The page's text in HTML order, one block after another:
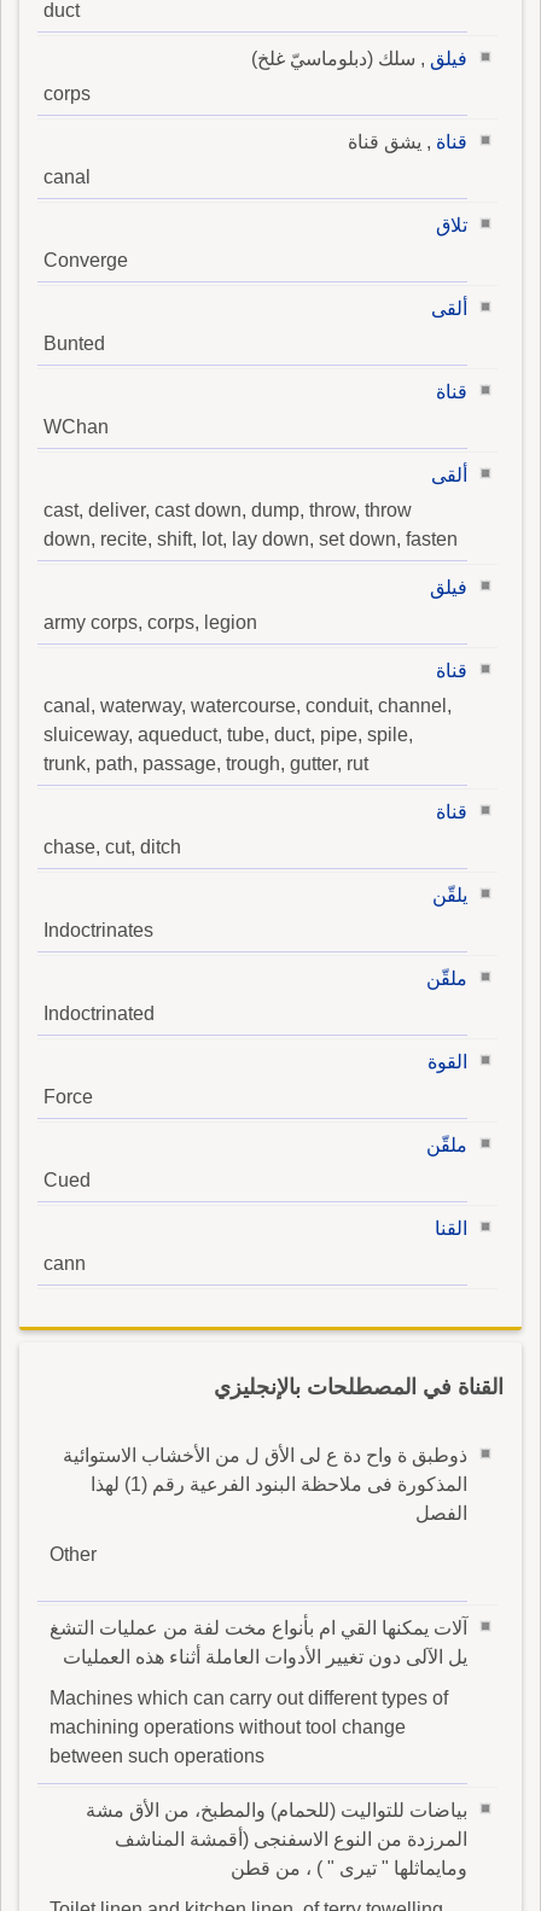
duct
فيلق , سلك (دبلوماسيّ غلخ)
corps
قناة , يشق قناة
canal
تلاق
Converge
ألقى
Bunted
قناة
WChan
ألقى
cast, deliver, cast down, dump, throw, throw
down, recite, shift, lot, lay down, set down, fasten
فيلق
army corps, corps, legion
قناة
canal, waterway, watercourse, conduit, channel,
sluiceway, aqueduct, tube, duct, pipe, spile,
trunk, path, passage, trough, gutter, rut
قناة
chase, cut, ditch
يلقّن
Indoctrinates
ملقّن
Indoctrinated
القوة
Force
ملقّن
Cued
القنا
cann
القناة في المصطلحات بالإنجليزي
ذوطبق ة واح دة ع لى الأق ل من الأخشاب الاستوائية
المذكورة فى ملاحظة البنود الفرعية رقم (1) لهذا
الفصل
Other
آلات يمكنها القي ام بأنواع مخت لفة من عمليات التشغ
يل الآلى دون تغيير الأدوات العاملة أثناء هذه العمليات
Machines which can carry out different types of
machining operations without tool change
between such operations
بياضات للتواليت (للحمام) والمطبخ، من الأق مشة
المرزدة من النوع الاسفنجى (أقمشة المناشف
ومايماثلها " تيرى " ) ، من قطن